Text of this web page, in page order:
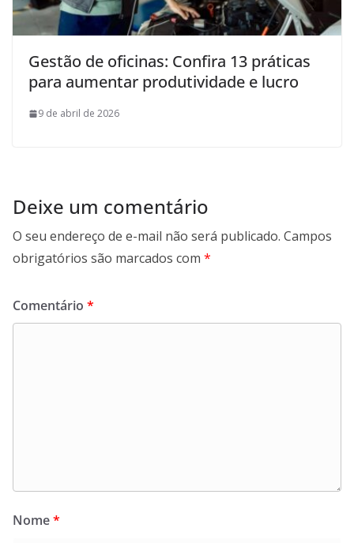
Gestão de oficinas: Confira 13 práticas
para aumentar produtividade e lucro
9 de abril de 2026
Deixe um comentário
O seu endereço de e-mail não será publicado. Campos
obrigatórios são marcados com *
Comentário *
Nome*